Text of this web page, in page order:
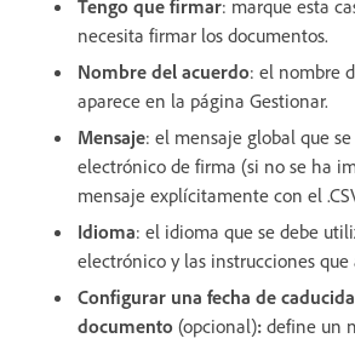
Tengo que firmar: marque esta
necesita firmar los documentos.
Nombre del acuerdo: el nombre
aparece en la página Gestionar.
Mensaje: el mensaje global que
electrónico de firma (si no se ha
mensaje explícitamente con el
Idioma: el idioma que se debe
electrónico y las instrucciones
Configurar una fecha de
documento (opcional): define un